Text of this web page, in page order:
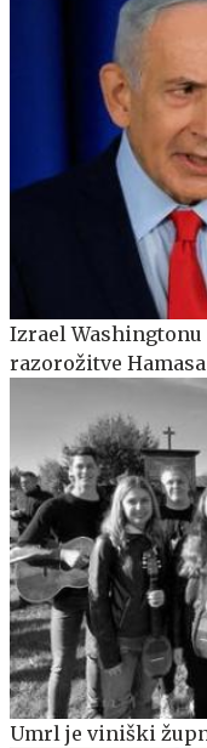
Izrael
razorožitve Hamasa
Umrl je viniški